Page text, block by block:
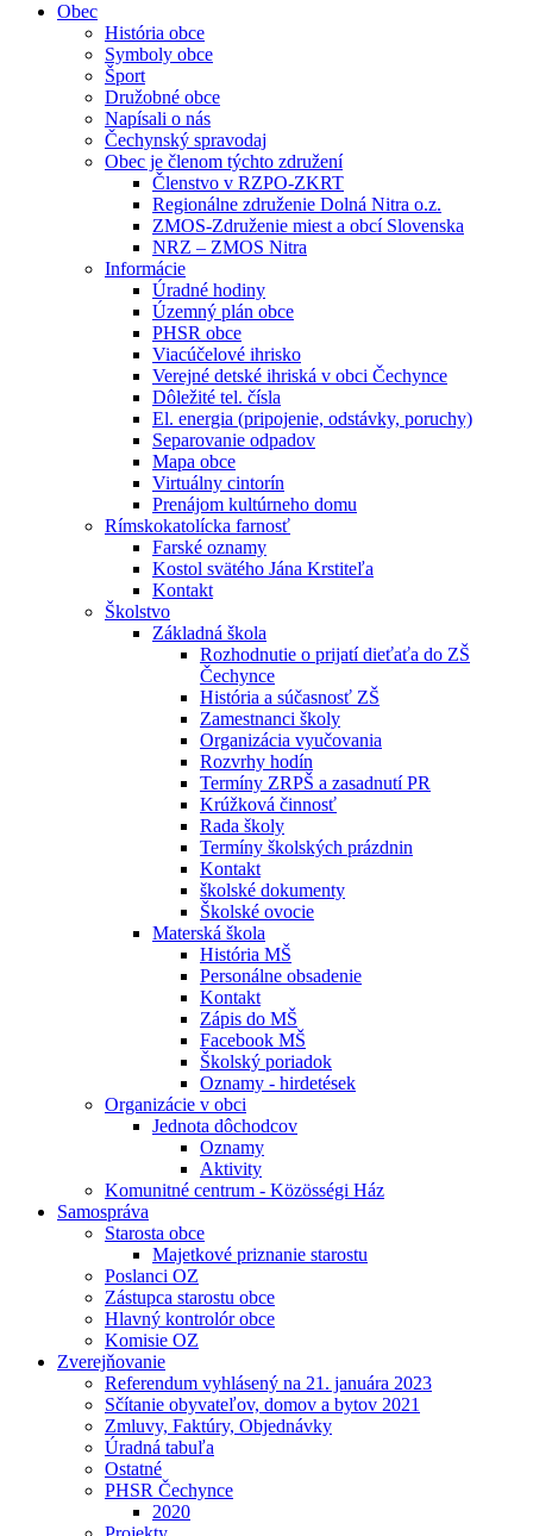
Obec
História obce
Symboly obce
Šport
Družobné obce
Napísali o nás
Čechynský spravodaj
Obec je členom týchto združení
Členstvo v RZPO-ZKRT
Regionálne združenie Dolná Nitra o.z.
ZMOS-Združenie miest a obcí Slovenska
NRZ – ZMOS Nitra
Informácie
Úradné hodiny
Územný plán obce
PHSR obce
Viacúčelové ihrisko
Verejné detské ihriská v obci Čechynce
Dôležité tel. čísla
El. energia (pripojenie, odstávky, poruchy)
Separovanie odpadov
Mapa obce
Virtuálny cintorín
Prenájom kultúrneho domu
Rímskokatolícka farnosť
Farské oznamy
Kostol svätého Jána Krstiteľa
Kontakt
Školstvo
Základná škola
Rozhodnutie o prijatí dieťaťa do ZŠ
Čechynce
História a súčasnosť ZŠ
Zamestnanci školy
Organizácia vyučovania
Rozvrhy hodín
Termíny ZRPŠ a zasadnutí PR
Krúžková činnosť
Rada školy
Termíny školských prázdnin
Kontakt
školské dokumenty
Školské ovocie
Materská škola
História MŠ
Personálne obsadenie
Kontakt
Zápis do MŠ
Facebook MŠ
Školský poriadok
Oznamy - hirdetések
Organizácie v obci
Jednota dôchodcov
Oznamy
Aktivity
Komunitné centrum - Közösségi Ház
Samospráva
Starosta obce
Majetkové priznanie starostu
Poslanci OZ
Zástupca starostu obce
Hlavný kontrolór obce
Komisie OZ
Zverejňovanie
Referendum vyhlásený na 21. januára 2023
Sčítanie obyvateľov, domov a bytov 2021
Zmluvy, Faktúry, Objednávky
Úradná tabuľa
Ostatné
PHSR Čechynce
2020